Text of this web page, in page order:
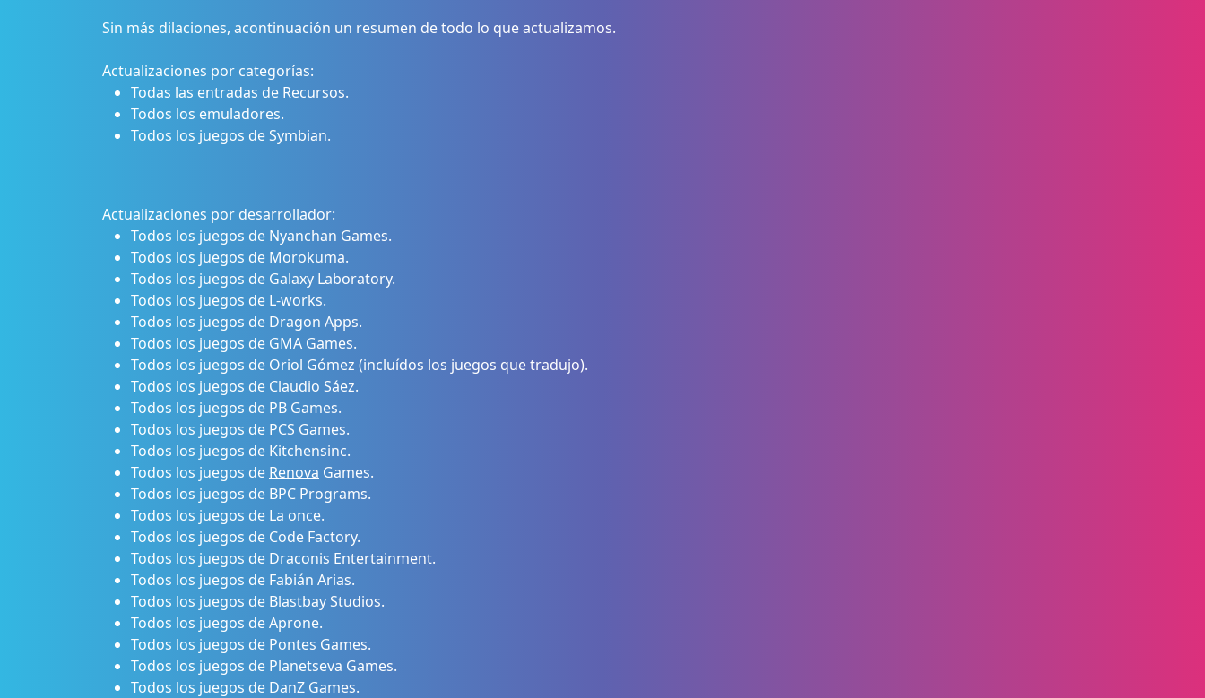
Sin más dilaciones, acontinuación un resumen de todo lo que actualizamos.
Actualizaciones por categorías:
Todas las entradas de Recursos.
Todos los emuladores.
Todos los juegos de Symbian.
Actualizaciones por desarrollador:
Todos los juegos de Nyanchan Games.
Todos los juegos de Morokuma.
Todos los juegos de Galaxy Laboratory.
Todos los juegos de L-works.
Todos los juegos de Dragon Apps.
Todos los juegos de GMA Games.
Todos los juegos de Oriol Gómez (incluídos los juegos que tradujo).
Todos los juegos de Claudio Sáez.
Todos los juegos de PB Games.
Todos los juegos de PCS Games.
Todos los juegos de Kitchensinc.
Todos los juegos de Renova Games.
Todos los juegos de BPC Programs.
Todos los juegos de La once.
Todos los juegos de Code Factory.
Todos los juegos de Draconis Entertainment.
Todos los juegos de Fabián Arias.
Todos los juegos de Blastbay Studios.
Todos los juegos de Aprone.
Todos los juegos de Pontes Games.
Todos los juegos de Planetseva Games.
Todos los juegos de DanZ Games.